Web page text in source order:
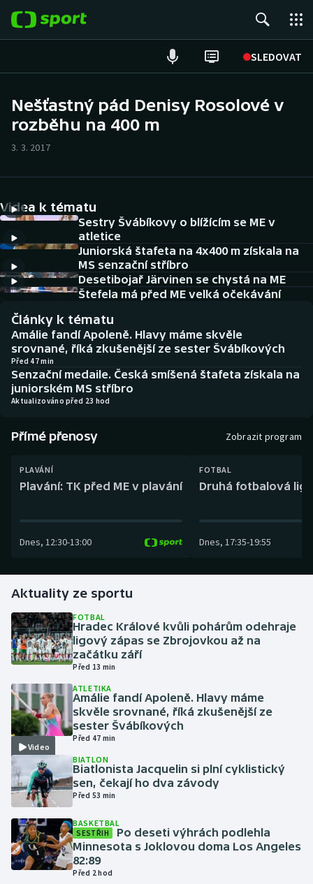
SLEDOVAT
Hokej
Cyklistika
DALŠÍ SPORTY
Americký fotbal
Baseball a softbal
Basketbal
Biatlon
Curling
Futsal
Golf
Gymnastika
Házená
Jezdectví
Judo
Krasobruslení
Lezení
Lyže a snowboard
NEPŘEHLÉDNĚTE
Soutěže
Historické návraty
Aplikace ČT sport
Nešťastný pád Denisy Rosolové v
rozběhu na 400 m
3. 3. 2017
Videa k tématu
Sestry Švábíkovy o blížícím se ME v
atletice
Juniorská štafeta na 4x400 m získala na
MS senzační stříbro
Desetibojař Järvinen se chystá na ME
Štefela má před ME velká očekávání
Články k tématu
Amálie fandí Apoleně. Hlavy máme skvěle
srovnané, říká zkušenější ze sester Švábíkových
Před 47 min
Senzační medaile. Česká smíšená štafeta získala na
juniorském MS stříbro
Aktualizováno před 23 hod
Přímé přenosy Zobrazit program
PLAVÁNÍ
Plavání: TK před ME v plavání
Dnes, 12:30-13:00
FOTBAL
Druhá fotbalová
Dnes, 17:35-19:55
Aktuality ze sportu
FOTBAL
Hradec Králové kvůli pohárům odehraje
ligový zápas se Zbrojovkou až na
začátku září
Před 13 min
Video
ATLETIKA
Amálie fandí Apoleně. Hlavy máme
skvěle srovnané, říká zkušenější ze
sester Švábíkových
Před 47 min
BIATLON
Biatlonista Jacquelin si plní cyklistický
sen, čekají ho dva závody
Před 53 min
BASKETBAL
SESTŘIH
Po deseti výhrách podlehla
Minnesota s Joklovou doma Los Angeles
82:89
Před 2 hod